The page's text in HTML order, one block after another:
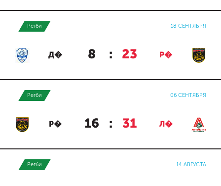
Регби 18 СЕНТЯБРЯ
Д� 8 : 23 Р�
Регби 06 СЕНТЯБРЯ
Р� 16 : 31 Л�
Регби 14 АВГУСТА